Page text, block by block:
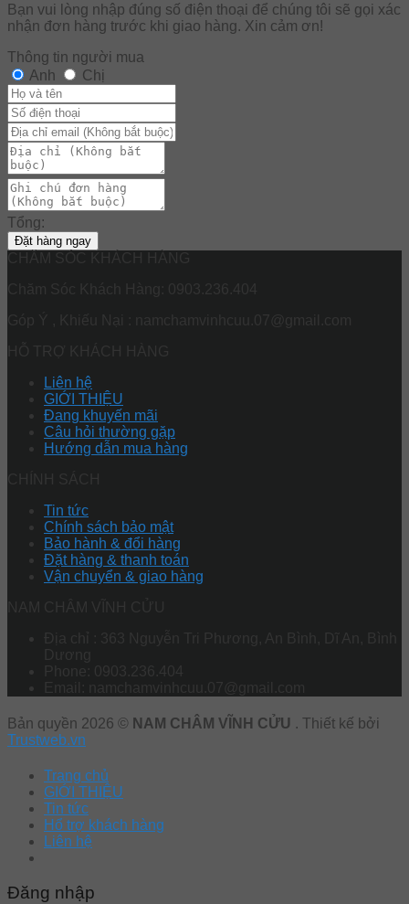
Bạn vui lòng nhập đúng số điện thoại để chúng tôi sẽ gọi xác
nhận đơn hàng trước khi giao hàng. Xin cảm ơn!
Thông tin người mua
Anh
Chị
Tổng:
Đặt hàng ngay
CHĂM SÓC KHÁCH HÀNG
Chăm Sóc Khách Hàng: 0903.236.404
Góp Ý , Khiếu Nại : namchamvinhcuu.07@gmail.com
HỖ TRỢ KHÁCH HÀNG
Liên hệ
GIỚI THIỆU
Đang khuyến mãi
Câu hỏi thường gặp
Hướng dẫn mua hàng
CHÍNH SÁCH
Tin tức
Chính sách bảo mật
Bảo hành & đổi hàng
Đặt hàng & thanh toán
Vận chuyển & giao hàng
NAM CHÂM VĨNH CỬU
Địa chỉ : 363 Nguyễn Tri Phương, An Bình, Dĩ An, Bình
Phone: 0903.236.404
Email: namchamvinhcuu.07@gmail.com
Bản quyền 2026 © NAM CHÂM VĨNH CỬU . Thiết kế bởi
Trustweb.vn
Trang chủ
GIỚI THIỆU
Tin tức
Hổ trợ khách hàng
Liên hệ
Đăng nhập